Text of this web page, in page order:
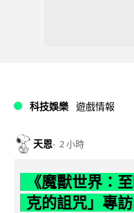
科技娛樂 遊戲情報
天恩 2 小時
《魔獸世界：
克的詛咒」專